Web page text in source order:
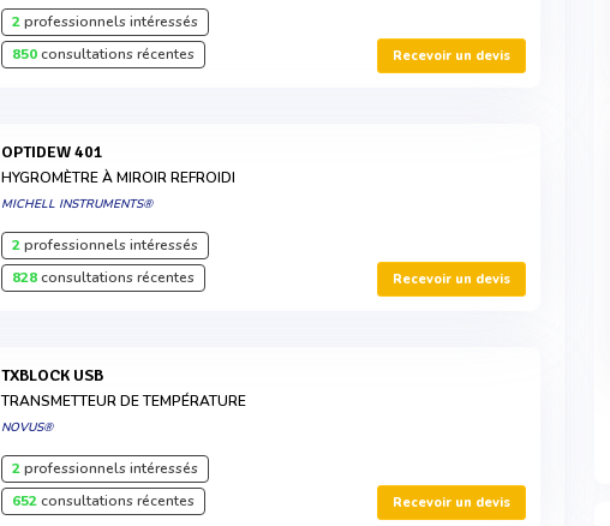
2professionnels intéressés
850consultations récentes Recevoir un devis
OPTIDEW 401
HYGROMÈTRE À MIROIR REFROIDI
MICHELL INSTRUMENTS®
2professionnels intéressés
828consultations récentes Recevoir un devis
TXBLOCK USB
TRANSMETTEUR DE TEMPÉRATURE
NOVUS®
2professionnels intéressés
652consultations récentes Recevoir un devis